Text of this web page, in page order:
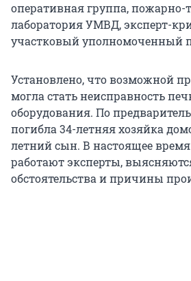
оперативная группа, пожарно-
лаборатория УМВД, эксперт-
участковый уполномоченный
Установлено, что возможной
могла стать неисправность
оборудования. По
погибла 34-летняя хозяйка
летний сын. В настоящее время
работают эксперты,
обстоятельства и причины